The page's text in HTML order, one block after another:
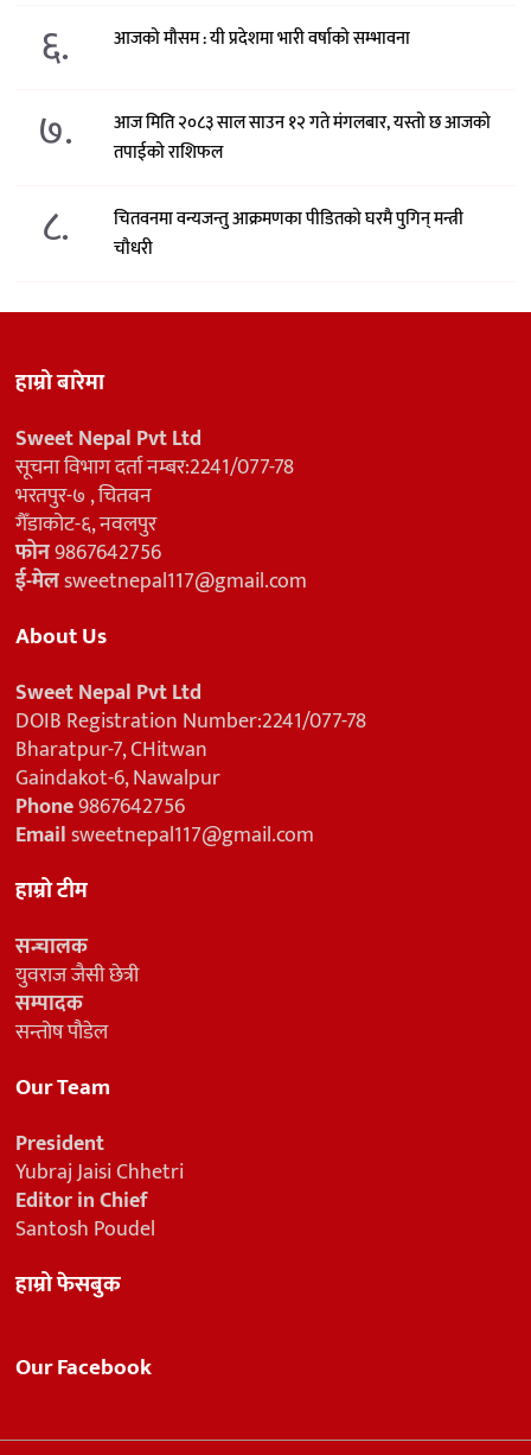
६. आजको मौसम : यी प्रदेशमा भारी वर्षाको सम्भावना
७.
आज मिति २०८३ साल साउन १२ गते मंगलबार, यस्तो छ आजको
तपाईको राशिफल
८.
चितवनमा वन्यजन्तु आक्रमणका पीडितको घरमै पुगिन् मन्त्री
चौधरी
हाम्रो बारेमा
Sweet Nepal Pvt Ltd
सूचना विभाग दर्ता नम्बर:2241/077-78
भरतपुर-७ , चितवन
गैँडाकोट-६, नवलपुर
फोन9867642756
ई-मेलsweetnepal117@gmail.com
About Us
Sweet Nepal Pvt Ltd
DOIB Registration Number:2241/077-78
Bharatpur-7, CHitwan
Gaindakot-6, Nawalpur
Phone9867642756
Emailsweetnepal117@gmail.com
हाम्रो टीम
सन्चालक
युवराज जैसी छेत्री
सम्पादक
सन्तोष पौडेल
Our Team
President
Yubraj Jaisi Chhetri
Editor in Chief
Santosh Poudel
हाम्रो फेसबुक
Our Facebook